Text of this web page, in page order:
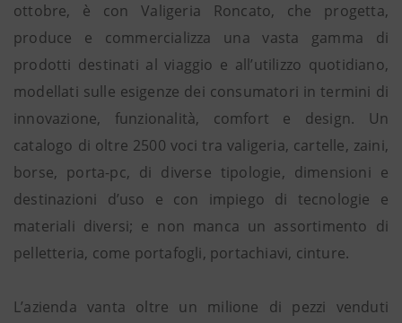
ottobre, è con Valigeria Roncato, che progetta,
produce e commercializza una vasta gamma di
prodotti destinati al viaggio e all’utilizzo quotidiano,
modellati sulle esigenze dei consumatori in termini di
innovazione, funzionalità, comfort e design. Un
catalogo di oltre 2500 voci tra valigeria, cartelle, zaini,
borse, porta-pc, di diverse tipologie, dimensioni e
destinazioni d’uso e con impiego di tecnologie e
materiali diversi; e non manca un assortimento di
pelletteria, come portafogli, portachiavi, cinture.
L’azienda vanta oltre un milione di pezzi venduti